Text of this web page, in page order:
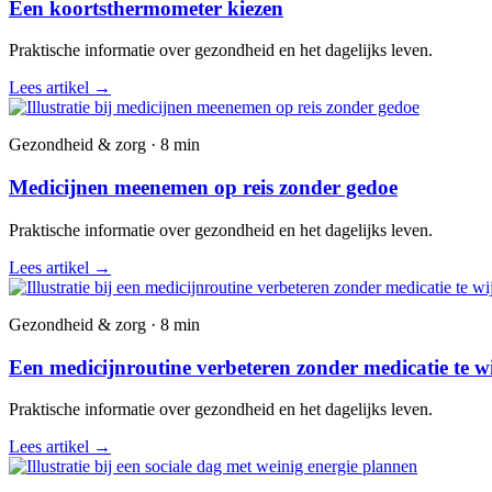
Een koortsthermometer kiezen
Praktische informatie over gezondheid en het dagelijks leven.
Lees artikel →
Gezondheid & zorg · 8 min
Medicijnen meenemen op reis zonder gedoe
Praktische informatie over gezondheid en het dagelijks leven.
Lees artikel →
Gezondheid & zorg · 8 min
Een medicijnroutine verbeteren zonder medicatie te
Praktische informatie over gezondheid en het dagelijks leven.
Lees artikel →